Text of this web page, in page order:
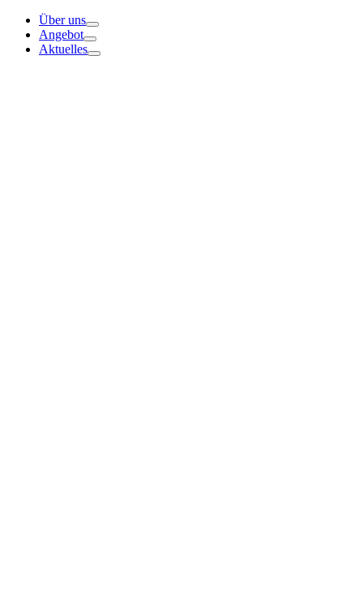
Über uns
Angebot
Aktuelles